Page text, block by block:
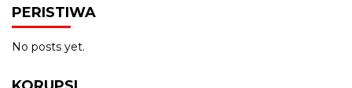
PERISTIWA
No posts yet.